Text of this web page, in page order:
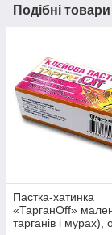
Подібні
Пастка-хатинка
«ТарганOff»
тарганів і мурах),